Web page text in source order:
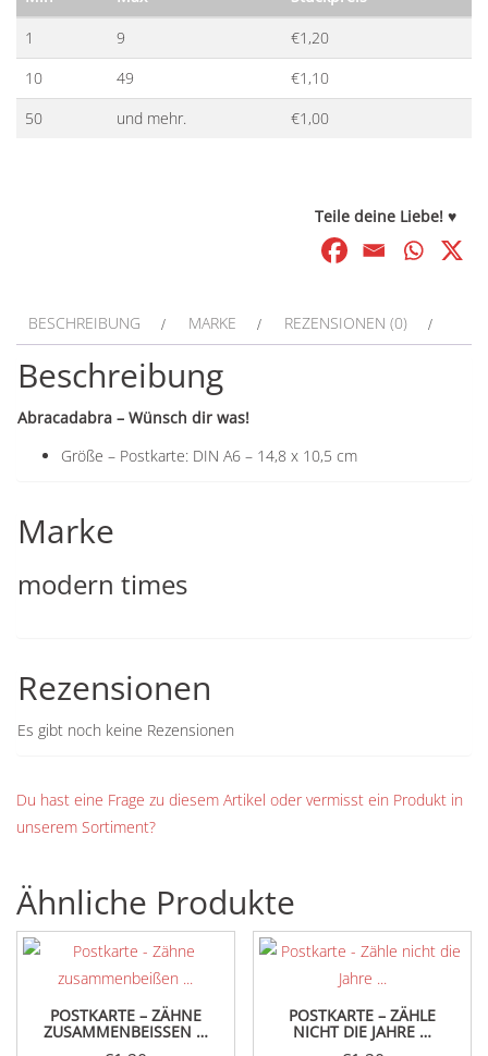
1
9 €1,20
10
49 €1,10
50
und mehr. €1,00
Teile deine Liebe! ♥
BESCHREIBUNG MARKE REZENSIONEN (0)
Beschreibung
Abracadabra – Wünsch dir was!
Größe – Postkarte: DIN A6 – 14,8 x 10,5 cm
Marke
modern times
Rezensionen
Es gibt noch keine Rezensionen
Du hast eine Frage zu diesem Artikel oder vermisst ein Produkt in
unserem Sortiment?
Ähnliche Produkte
POSTKARTE – ZÄHNE
ZUSAMMENBEISSEN …
POSTKARTE – ZÄHLE
NICHT DIE JAHRE …